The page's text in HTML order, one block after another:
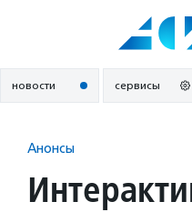
новости сервисы
Анонсы